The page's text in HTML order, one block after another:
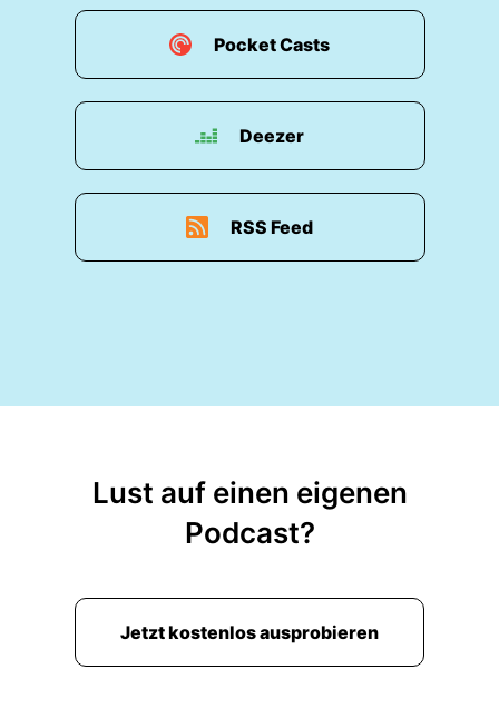
Pocket Casts
Deezer
RSS Feed
Lust auf einen eigenen
Podcast?
Jetzt kostenlos ausprobieren